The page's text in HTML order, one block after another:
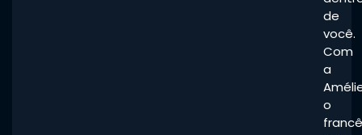
de
você.
Com
a
o